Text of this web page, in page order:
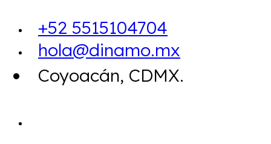
+52 5515104704
hola@dinamo.mx
Coyoacán, CDMX.